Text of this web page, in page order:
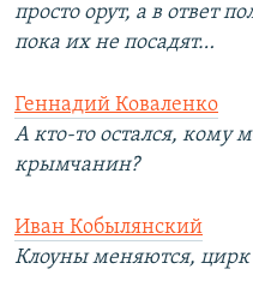
просто орут, а в ответ
пока их не посадят…
Геннадий Коваленко
А кто-то остался, кому
крымчанин?
Иван Кобылянский
Клоуны меняются, цирк